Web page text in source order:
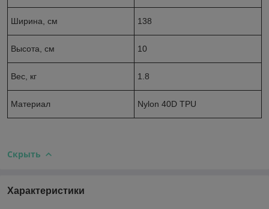
Ширина, см 138
Высота, см 10
Вес, кг 1.8
Материал Nylon 40D TPU
Скрыть
Характеристики